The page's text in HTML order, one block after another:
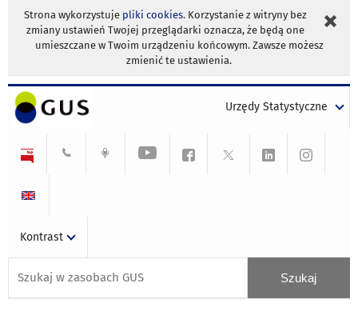
Strona wykorzystuje pliki cookies. Korzystanie z witryny bez
zmiany ustawień Twojej przeglądarki oznacza, że będą one
umieszczane w Twoim urządzeniu końcowym. Zawsze możesz
zmienić te ustawienia.
Urzędy Statystyczne
Kontrast